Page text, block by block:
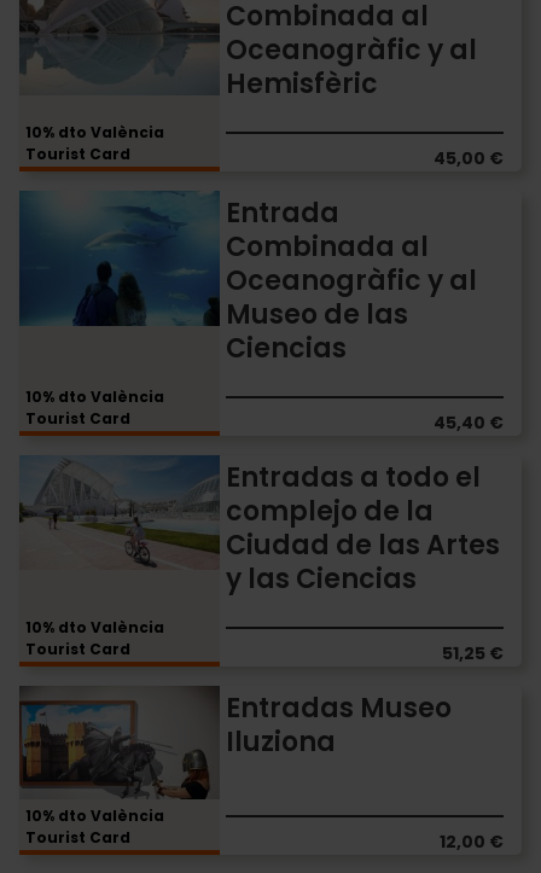
10% dto València
Tourist Card
Combinada al
Oceanogràfic y al
Hemisfèric
45,00 €
al
Oceanogràfic
y
Hemisfèric
10% dto València
Tourist Card
Entrada
Combinada al
Oceanogràfic y al
Museo de las
Ciencias
45,40 €
Oceanogràfic
al
las
Ciencias
10% dto València
Tourist Card
Entradas a todo el
complejo de la
Ciudad de las Artes
y las Ciencias
51,25 €
Entradas
todo
la
Ciudad
de
las
Artes
y
las
10% dto València
Tourist Card
Entradas Museo
Iluziona
12,00 €
Entradas
Museo
Iluziona